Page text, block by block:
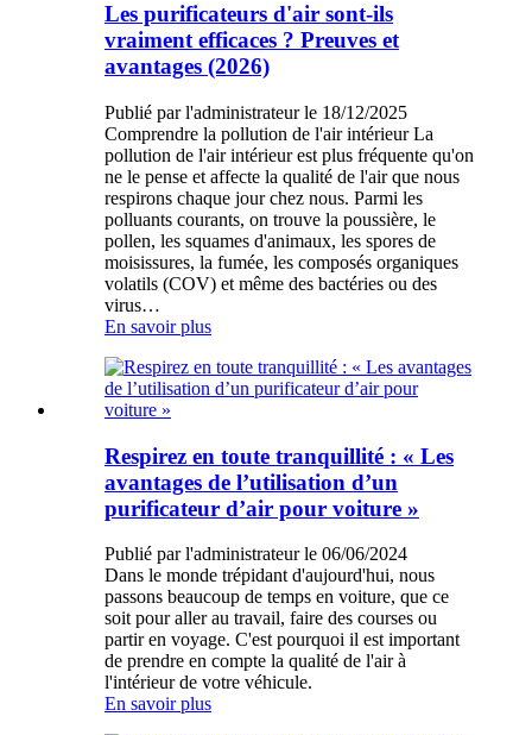
Les purificateurs d'air sont-ils
vraiment efficaces ? Preuves et
avantages (2026)
Publié par l'administrateur le 18/12/2025
Comprendre la pollution de l'air intérieur La
pollution de l'air intérieur est plus fréquente qu'on
ne le pense et affecte la qualité de l'air que nous
respirons chaque jour chez nous. Parmi les
polluants courants, on trouve la poussière, le
pollen, les squames d'animaux, les spores de
moisissures, la fumée, les composés organiques
volatils (COV) et même des bactéries ou des
virus…
En savoir plus
Respirez en toute tranquillité : « Les
avantages de l’utilisation d’un
purificateur d’air pour voiture »
Publié par l'administrateur le 06/06/2024
Dans le monde trépidant d'aujourd'hui, nous
passons beaucoup de temps en voiture, que ce
soit pour aller au travail, faire des courses ou
partir en voyage. C'est pourquoi il est important
de prendre en compte la qualité de l'air à
l'intérieur de votre véhicule.
En savoir plus